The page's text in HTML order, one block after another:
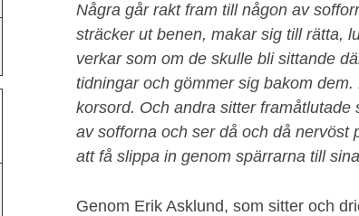
Några går rakt fram till någon av
sträcker ut benen, makar sig till rätta,
verkar som om de skulle bli sittande
tidningar och gömmer sig bakom
korsord. Och andra sitter
av sofforna och ser då och då nervöst
att få slippa in genom spärrarna till
Genom Erik Asklund, som sitter och